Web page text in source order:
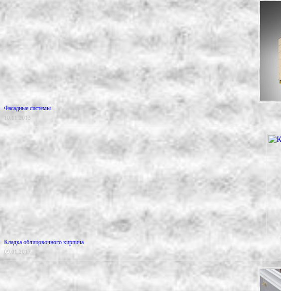
Фасадные системы
10.11.2013
Кладка облицовочного кирпича
09.01.2017